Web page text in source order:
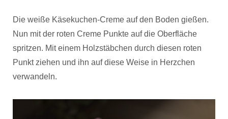
Die weiße Käsekuchen-Creme auf den Boden gießen.
Nun mit der roten Creme Punkte auf die Oberfläche
spritzen. Mit einem Holzstäbchen durch diesen roten
Punkt ziehen und ihn auf diese Weise in Herzchen
verwandeln.